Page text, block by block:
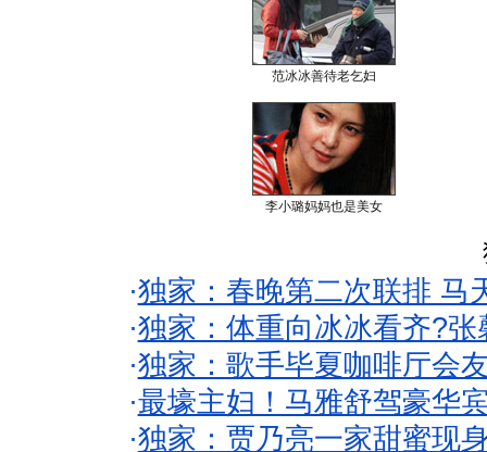
范冰冰善待老乞妇
李小璐妈妈也是美女
·独家：春晚第二次联排 马
·独家：体重向冰冰看齐?
·独家：歌手毕夏咖啡厅会
·最壕主妇！马雅舒驾豪华
·独家：贾乃亮一家甜蜜现